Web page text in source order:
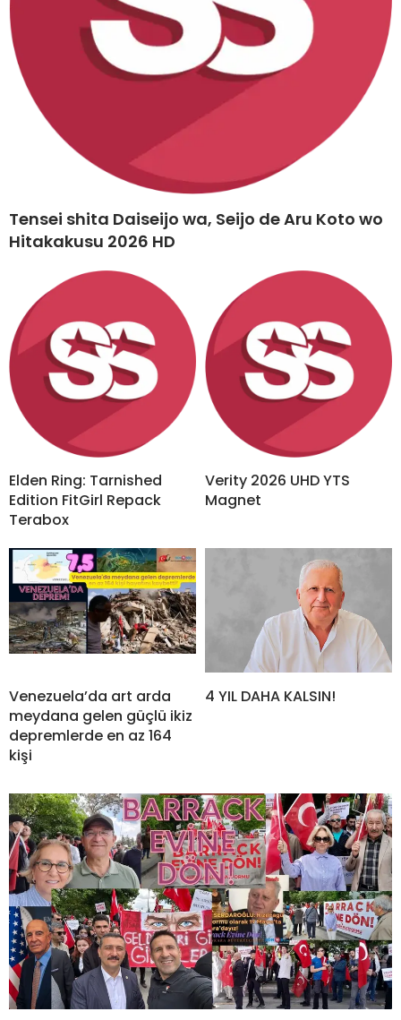
Tensei shita Daiseijo wa, Seijo de Aru Koto wo
Hitakakusu 2026 HD
Elden Ring: Tarnished
Edition FitGirl Repack
Terabox
Verity 2026 UHD YTS
Magnet
Venezuela’da art arda
meydana gelen güçlü ikiz
depremlerde en az 164
kişi
4 YIL DAHA KALSIN!